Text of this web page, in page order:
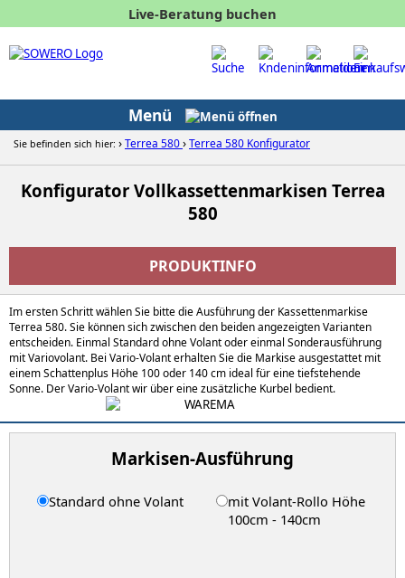
Live-Beratung buchen
Menü
Sie befinden sich hier: ›Terrea 580›Terrea 580 Konfigurator
Konfigurator Vollkassettenmarkisen Terrea
580
PRODUKTINFO
Im ersten Schritt wählen Sie bitte die Ausführung der Kassettenmarkise
Terrea 580. Sie können sich zwischen den beiden angezeigten Varianten
entscheiden. Einmal Standard ohne Volant oder einmal Sonderausführung
mit Variovolant. Bei Vario-Volant erhalten Sie die Markise ausgestattet mit
einem Schattenplus Höhe 100 oder 140 cm ideal für eine tiefstehende
Sonne. Der Vario-Volant wir über eine zusätzliche Kurbel bedient.
Markisen-Ausführung
Standard ohne Volant
mit Volant-Rollo Höhe
100cm - 140cm